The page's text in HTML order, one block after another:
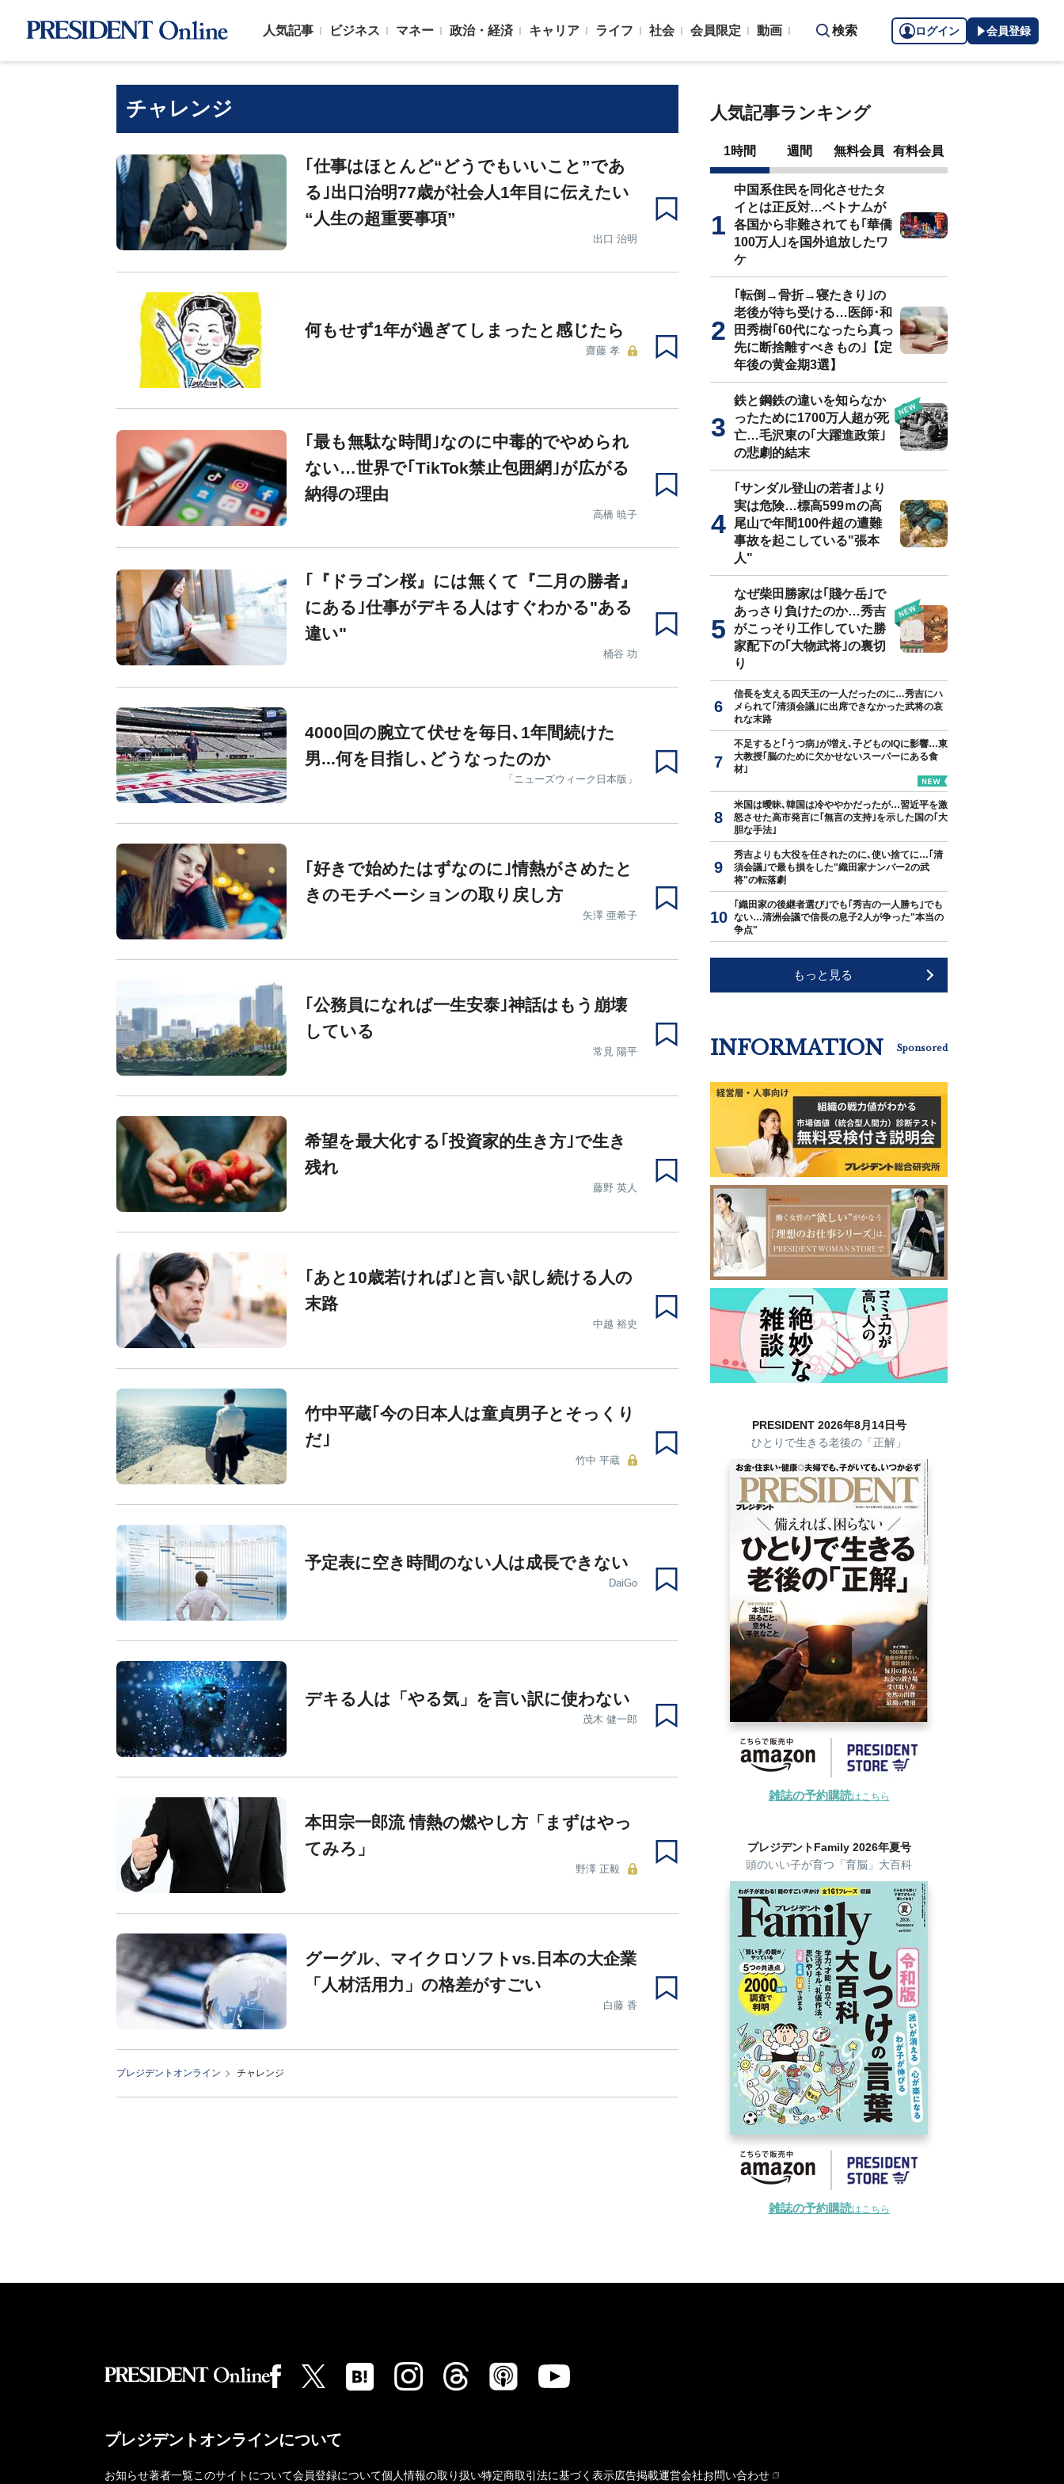
人気記事 ビジネス マネー 政治・経済 キャリア ライフ 社会 会員限定 動画 検索 ログイン 会員登録
チャレンジ
｢仕事はほとんど“どうでもいいこと”であ
る｣出口治明77歳が社会人1年目に伝えたい
“人生の超重要事項”
出口 治明
何もせず1年が過ぎてしまったと感じたら
齋藤 孝
｢最も無駄な時間｣なのに中毒的でやめられ
ない…世界で｢TikTok禁止包囲網｣が広がる
納得の理由
高橋 暁子
｢『ドラゴン桜』には無くて『二月の勝者』
にある｣仕事がデキる人はすぐわかる"ある
違い"
桶谷 功
4000回の腕立て伏せを毎日､1年間続けた
男...何を目指し､どうなったのか
「ニューズウィーク日本版」
｢好きで始めたはずなのに｣情熱がさめたと
きのモチベーションの取り戻し方
矢澤 亜希子
｢公務員になれば一生安泰｣神話はもう崩壊
している
常見 陽平
希望を最大化する｢投資家的生き方｣で生き
残れ
藤野 英人
｢あと10歳若ければ｣と言い訳し続ける人の
末路
中越 裕史
竹中平蔵｢今の日本人は童貞男子とそっくり
だ｣
竹中 平蔵
予定表に空き時間のない人は成長できない
DaiGo
デキる人は「やる気」を言い訳に使わない
茂木 健一郎
本田宗一郎流 情熱の燃やし方「まずはやっ
てみろ」
野澤 正毅
グーグル、マイクロソフトvs.日本の大企業
「人材活用力」の格差がすごい
白藤 香
プレジデントオンライン チャレンジ
人気記事ランキング
1時間 週間 無料会員 有料会員
中国系住民を同化させたタ
イとは正反対…ベトナムが
各国から非難されても｢華僑
100万人｣を国外追放したワ
ケ
｢転倒→骨折→寝たきり｣の
老後が待ち受ける…医師･和
田秀樹｢60代になったら真っ
先に断捨離すべきもの｣【定
年後の黄金期3選】
鉄と鋼鉄の違いを知らなか
ったために1700万人超が死
亡…毛沢東の｢大躍進政策｣
の悲劇的結末
｢サンダル登山の若者｣より
実は危険…標高599ｍの高
尾山で年間100件超の遭難
事故を起こしている"張本
人"
なぜ柴田勝家は｢賤ケ岳｣で
あっさり負けたのか…秀吉
がこっそり工作していた勝
家配下の｢大物武将｣の裏切
り
信長を支える四天王の一人だったのに…秀吉にハ
メられて｢清須会議｣に出席できなかった武将の哀
れな末路
不足すると｢うつ病｣が増え､子どものIQに影響…東
大教授｢脳のために欠かせないスーパーにある食
材｣
米国は曖昧､韓国は冷ややかだったが…習近平を激
怒させた高市発言に｢無言の支持｣を示した国の｢大
胆な手法｣
秀吉よりも大役を任されたのに､使い捨てに…｢清
須会議｣で最も損をした"織田家ナンバー2の武
将"の転落劇
｢織田家の後継者選び｣でも｢秀吉の一人勝ち｣でも
ない…清洲会議で信長の息子2人が争った"本当の
争点"
もっと見る
INFORMATION Sponsored
PRESIDENT 2026年8月14日号
ひとりで生きる老後の「正解」
雑誌の予約購読はこちら
プレジデントFamily 2026年夏号
頭のいい子が育つ「育脳」大百科
雑誌の予約購読はこちら
プレジデントオンラインについて
お知らせ著者一覧このサイトについて会員登録について個人情報の取り扱い特定商取引法に基づく表示広告掲載運営会社お問い合わせ